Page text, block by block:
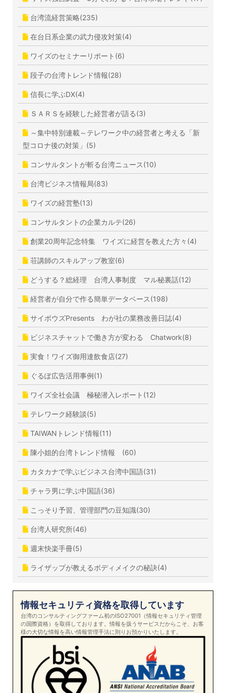
台湾流経営策略(235)
在台日系企業の武力侵攻対策(4)
ワイズのセミナーリポート(6)
段子の台湾トレンド情報(28)
信長に学ぶDX(4)
ＳＡＲＳを経験した経営者が語る(3)
～集中特別連載～テレワーク中の経営者と考える「新
型コロナ後の対策」(5)
コンサルタントが斬る台湾ニュース(10)
台湾ビジネス情報局(83)
ワイズの経営塾(13)
コンサルタントの企業カルテ(26)
創業20周年記念特集 ワイズに経営を教えた方々(4)
荘講師のスキルアップ教室(6)
どうする？総経理 台湾人事制度 マル秘裏話(12)
経営者が自分で作る簡単データベース(198)
サイボウズPresents わが社の業務改善日誌(4)
ビジネスチャットで働き方が変わる Chatwork(8)
実食！ワイズ御用達飲食店(27)
ぐるぽ広告活用事例(1)
ワイズ全社会議 極秘潜入レポート(12)
テレワーク経験談(5)
TAIWANトレンド情報(11)
陳小姐的台湾トレンド情報 (60)
カタカナで学ぶビジネス台湾中国語(31)
チャラ男に学ぶ中国語(36)
こっそり予習、管理部門の豆知識(30)
台湾人研究所(46)
週末快楽手冊(5)
ライザップが教えるボディメイクの秘訣(4)
情報セキュリティ資格を取得しています
台湾のコンサルティングファーム初のISO27001（情報セキュリティ管理
の国際資格）を取得しております。情報を扱うサービスだからこそ、お客
様の大切な情報を高い情報管理手法に則りお預かりいたします。